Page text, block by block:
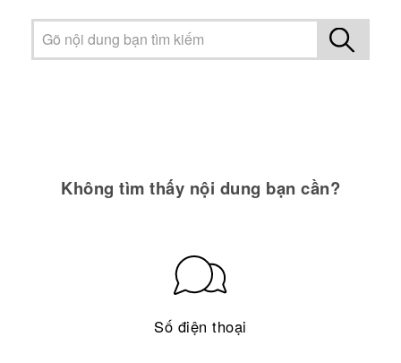
Không tìm thấy nội dung bạn cần?
Số điện thoại